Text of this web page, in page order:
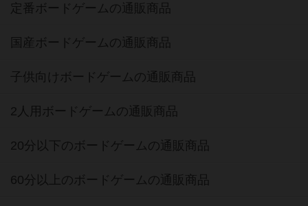
定番ボードゲームの通販商品
国産ボードゲームの通販商品
子供向けボードゲームの通販商品
2人用ボードゲームの通販商品
20分以下のボードゲームの通販商品
60分以上のボードゲームの通販商品